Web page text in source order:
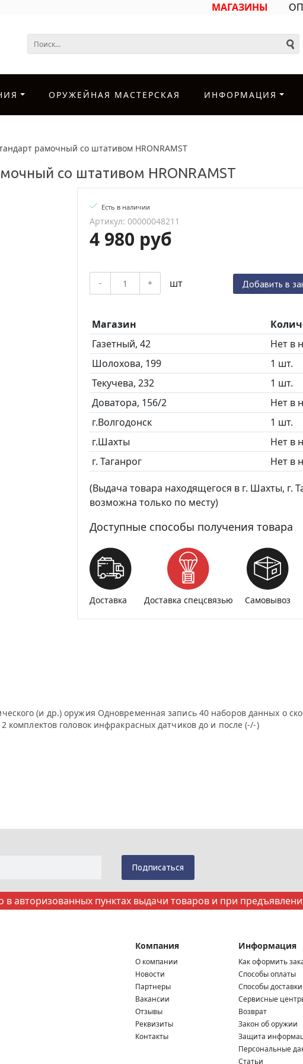
МАГАЗИНЫ
ОРУЖЕЙНАЯ МАСТЕРСКАЯ ИНФОРМАЦИЯ
рамочный со штативом HRONRAMST
со штативом HRONRAMST
Есть в наличии
Артикул: 00000048211
4 980 руб
- + шт Добавить в
Магазин
Газетный, 42
Нет в
Шолохова, 199
1 шт.
Текучева, 232
1 шт.
Доватора, 156/2
Нет в
г.Волгодонск
1 шт.
г.Шахты
Нет в
г. Таганрог
Нет в
(Выдача товара находящегося в г. Шахты, г.
возможна только по месту)
Доступные способы получения товара
Доставка Доставка спецсвязью Самовывоз
(и др.) оружия Одновременная запись 40 наборов данных о
комплектов головок инфракрасных датчиков до и после (-/-)
авторизованных пунктах выдачи товаров и при
Компания
О компании
Новости
Партнеры
Вакансии
Отзывы
Реквизиты
Контакты
Информация
Как оформить
Способы оплаты
Способы доставки
Сервисные
Возврат
Закон об оружии
Защита
Персональные
Статьи